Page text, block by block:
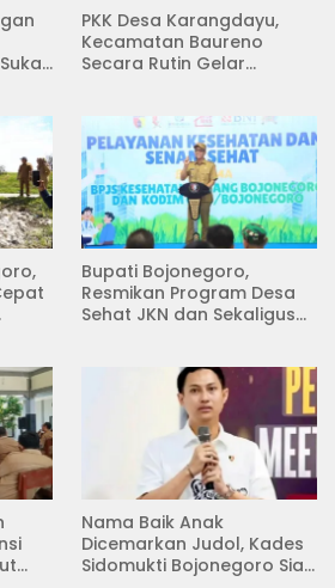
PKK Desa Karangdayu,
Kecamatan Baureno
Secara Rutin Gelar
Bupati Bojonegoro,
Resmikan Program Desa
Sehat JKN dan Sekaligus
Nama Baik Anak
Dicemarkan Judol, Kades
Sidomukti Bojonegoro Siap